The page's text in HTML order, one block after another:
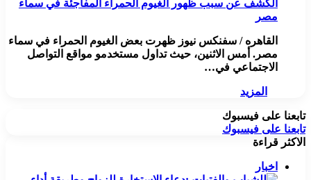
الكشف عن سبب ظهور الغيوم الحمراء المفاجئة في سماء
مصر
القاهره / سفنكس نيوز ظهرت بعض الغيوم الحمراء في سماء
مصر. أمس الاثنين، حيث تداول مستخدمو مواقع التواصل
الاجتماعي في…
المزيد
تابعنا على فيسبوك
تابعنا على فيسبوك
الاكثر قراءة
اخبار